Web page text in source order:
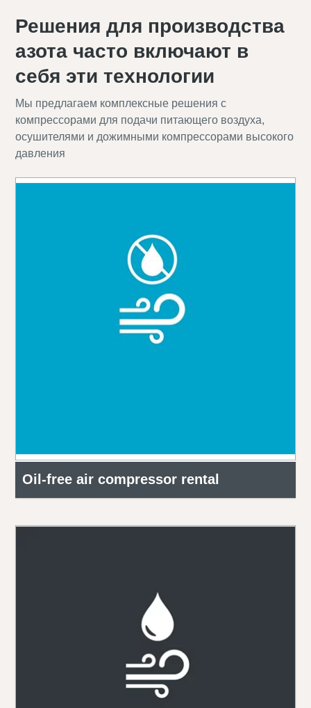
Решения для производства
азота часто включают в
себя эти технологии
Мы предлагаем комплексные решения с
компрессорами для подачи питающего воздуха,
осушителями и дожимными компрессорами высокого
давления
Oil-free air compressor rental